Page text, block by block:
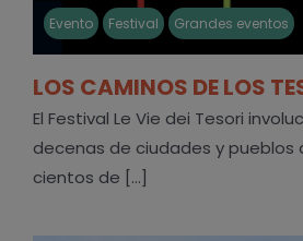
Evento Festival Grandes eventos
LOS CAMINOS DE LOS
El Festival Le Vie dei Tesori
decenas de ciudades y pueblos
cientos de [...]